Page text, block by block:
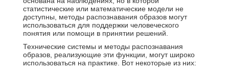
статистические или математические модели не
доступны, методы распознавания образов могут
использоваться для поддержки человеческого
понятия или помощи в принятии решений.
Технические системы и методы распознавания
образов, реализующие эти функции, могут широко
использоваться на практике. Вот некоторые из них: